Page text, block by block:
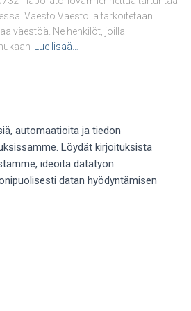
Väestö Väestöllä tarkoitetaan
väestöä. Ne henkilöt, joilla
Lue lisää…
automaatioita ja tiedon
Löydät kirjoituksista
ideoita datatyön
datan hyödyntämisen